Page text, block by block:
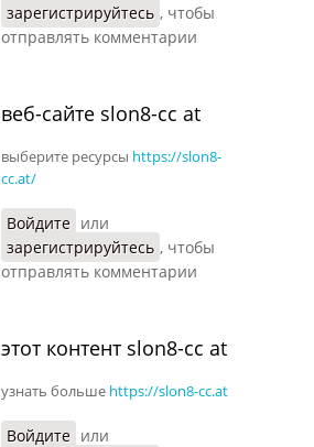
зарегистрируйтесь , чтобы
отправлять комментарии
веб-сайте slon8-cc at
выберите ресурсы https://slon8-
cc.at/
Войдите или
зарегистрируйтесь , чтобы
отправлять комментарии
этот контент slon8-cc at
узнать больше https://slon8-cc.at
Войдите или